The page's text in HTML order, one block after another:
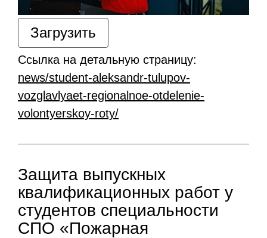
Загрузить
Ссылка на детальную страницу:
news/student-aleksandr-tulupov-
vozglavlyaet-regionalnoe-otdelenie-
volontyerskoy-roty/
Защита выпускных
квалификационных работ у
студентов специальности
СПО «Пожарная